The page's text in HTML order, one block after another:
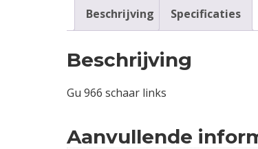
Beschrijving Specificaties
Beschrijving
Gu 966 schaar links
Aanvullende